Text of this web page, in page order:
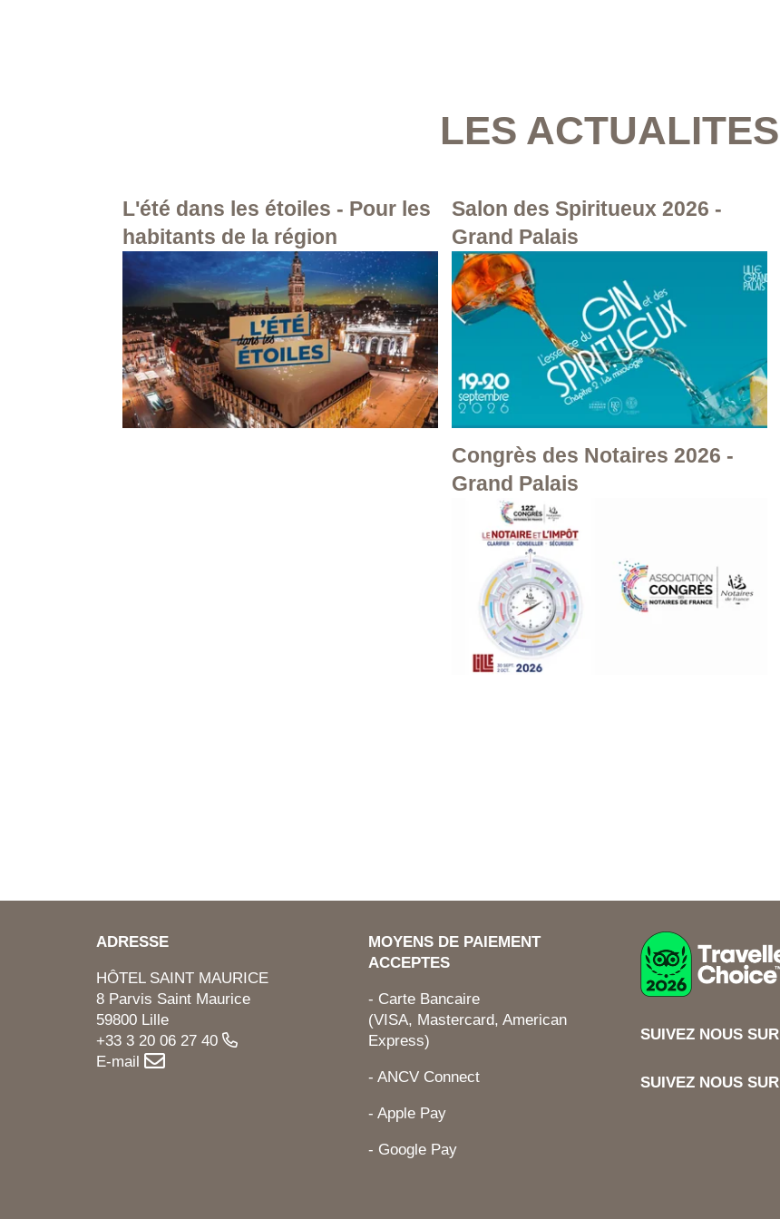
LES ACTUALITES
L'été dans les étoiles - Pour les
habitants de la région
Salon des Spiritueux 2026 -
Grand Palais
Congrès des Notaires 2026 -
Grand Palais
ADRESSE
HÔTEL SAINT MAURICE
8 Parvis Saint Maurice
59800 Lille
+33 3 20 06 27 40
E-mail
MOYENS DE PAIEMENT
ACCEPTES
- Carte Bancaire
(VISA, Mastercard, American
Express)
- ANCV Connect
- Apple Pay
- Google Pay
SUIVEZ NOUS SUR
SUIVEZ NOUS SUR